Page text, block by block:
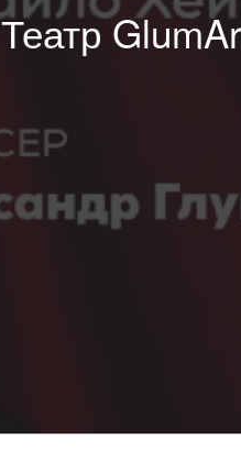
Театр